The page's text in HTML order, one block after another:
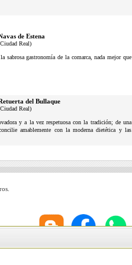
de Estena
Real)
sabrosa gastronomía de la comarca, nada mejor que
del Bullaque
Real)
y a la vez respetuosa con la tradición; de una
amablemente con la moderna dietética y las